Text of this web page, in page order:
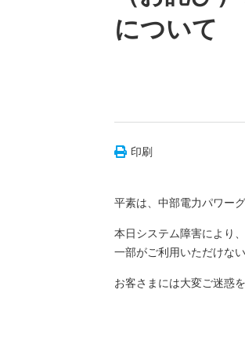
について
印刷
平素は、中部電力パワー
本日システム障害により
一部がご利用いただけな
お客さまには大変ご迷惑